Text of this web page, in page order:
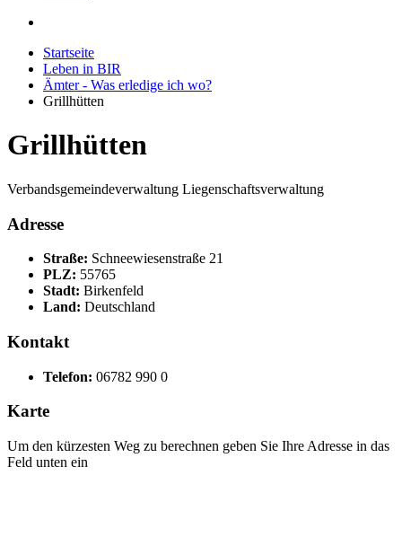
Startseite
Leben in BIR
Ämter - Was erledige ich wo?
Grillhütten
Grillhütten
Verbandsgemeindeverwaltung Liegenschaftsverwaltung
Adresse
Straße: Schneewiesenstraße 21
PLZ: 55765
Stadt: Birkenfeld
Land: Deutschland
Kontakt
Telefon: 06782 990 0
Karte
Um den kürzesten Weg zu berechnen geben Sie Ihre Adresse in das
Feld unten ein